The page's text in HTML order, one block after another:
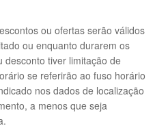
ou ofertas serão válidos
ou enquanto durarem os
tiver limitação de
se referirão ao fuso horário
nos dados de localização
a menos que seja